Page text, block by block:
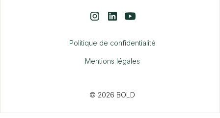
© 2026 BOLD
Politique de confidentialité
Mentions légales